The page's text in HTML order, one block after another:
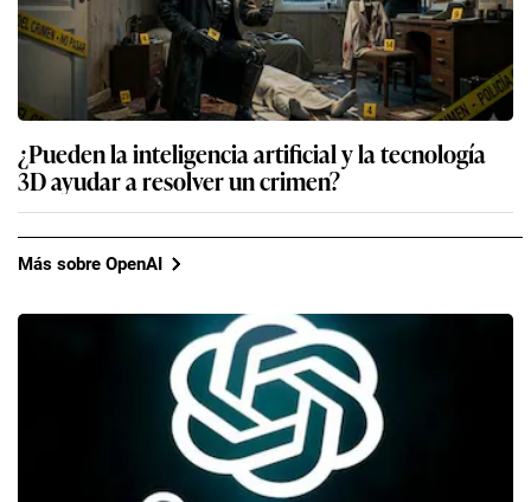
¿Pueden la inteligencia artificial y la tecnología
3D ayudar a resolver un crimen?
Más sobre OpenAI